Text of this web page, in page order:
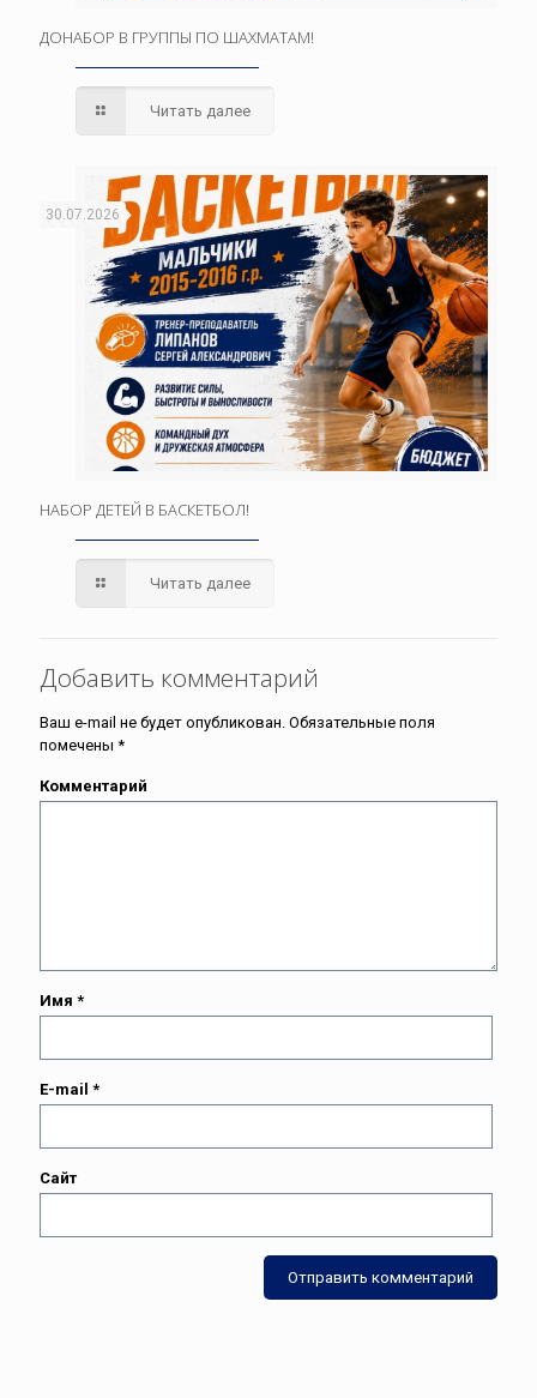
ДОНАБОР В ГРУППЫ ПО ШАХМАТАМ!
Читать далее
30.07.2026
НАБОР ДЕТЕЙ В БАСКЕТБОЛ!
Читать далее
Добавить комментарий
Ваш e-mail не будет опубликован. Обязательные поля
помечены *
Комментарий
Имя *
E-mail *
Сайт